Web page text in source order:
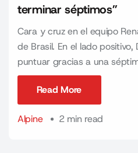
terminar séptimos”
Cara y cruz en el equipo
de Brasil. En el lado positivo,
puntuar gracias a una
Read More
Alpine
2 min read